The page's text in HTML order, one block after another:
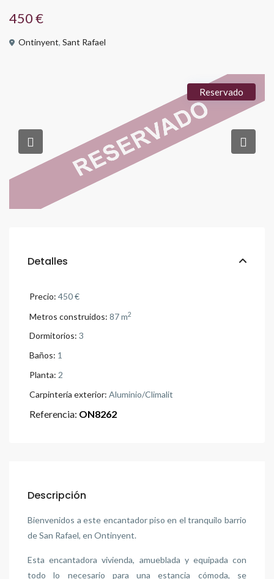
450 €
Ontinyent,Sant Rafael
Reservado
Detalles
Precio: 450 €
Metros construidos: 87 m2
Dormitorios: 3
Baños: 1
Planta: 2
Carpintería exterior: Aluminio/Climalit
Referencia: ON8262
Descripción
Bienvenidos a este encantador piso en el tranquilo barrio
de San Rafael, en Ontinyent.
Esta encantadora vivienda, amueblada y equipada con
todo lo necesario para una estancia cómoda, se